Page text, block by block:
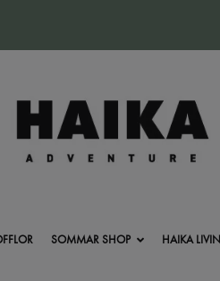
SOMMAR SHOP HAIKA